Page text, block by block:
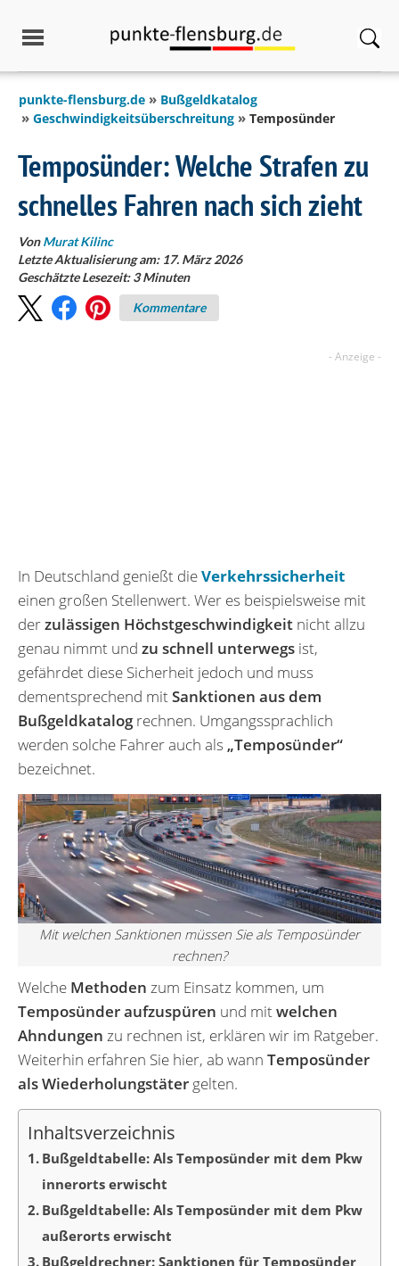
punkte-flensburg.de
Bußgeldkatalog
Geschwindigkeitsüberschreitung
Temposünder
Temposünder: Welche Strafen zu
schnelles Fahren nach sich zieht
VonMurat Kilinc
Letzte Aktualisierung am: 17. März 2026
Geschätzte Lesezeit:3 Minuten
Kommentare
In Deutschland genießt dieVerkehrssicherheit
einen großen Stellenwert. Wer es beispielsweise mit
derzulässigen Höchstgeschwindigkeit nicht allzu
genau nimmt und zu schnell unterwegs ist,
gefährdet diese Sicherheit jedoch und muss
dementsprechend mit Sanktionen aus dem
Bußgeldkatalogrechnen. Umgangssprachlich
werden solche Fahrer auch als „Temposünder“
bezeichnet.
Mit welchen Sanktionen müssen Sie als Temposünder
rechnen?
Welche Methoden zum Einsatz kommen, um
Temposünder aufzuspüren und mit welchen
Ahndungen zu rechnen ist, erklären wir im Ratgeber.
Weiterhin erfahren Sie hier, ab wann Temposünder
als Wiederholungstäter gelten.
Inhaltsverzeichnis
Bußgeldtabelle: Als Temposünder mit dem Pkw
innerorts erwischt
Bußgeldtabelle: Als Temposünder mit dem Pkw
außerorts erwischt
Bußgeldrechner: Sanktionen für Temposünder